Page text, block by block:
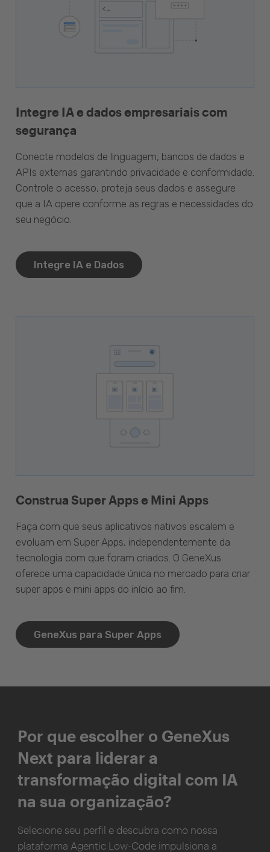
Integre IA e dados empresariais com
segurança
Conecte modelos de linguagem, bancos de dados e
APIs externas garantindo privacidade e conformidade.
Controle o acesso, proteja seus dados e assegure
que a IA opere conforme as regras e necessidades do
seu negócio.
Integre IA e Dados
Construa Super Apps e Mini Apps
Faça com que seus aplicativos nativos escalem e
evoluam em Super Apps, independentemente da
tecnologia com que foram criados. O GeneXus
oferece uma capacidade única no mercado para criar
super apps e mini apps do início ao fim.
GeneXus para Super Apps
Por que escolher o GeneXus
Next para liderar a
transformação digital com IA
na sua organização?
Selecione seu perfil e descubra como nossa
plataforma Agentic Low-Code impulsiona a